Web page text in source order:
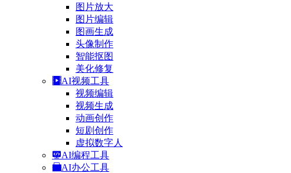
图片放大
图片编辑
图画生成
头像制作
智能抠图
美化修复
AI视频工具
视频编辑
视频生成
动画创作
短剧创作
虚拟数字人
AI编程工具
AI办公工具